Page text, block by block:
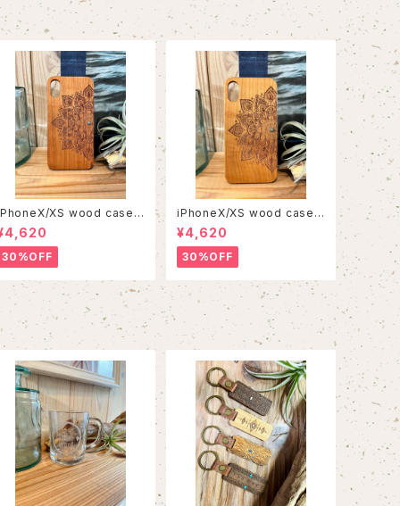
XS wood case 1
30%OFF
iPhoneX/XS wood case 1
2
¥4,620
30%OFF